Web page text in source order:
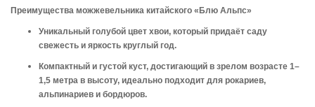
Преимущества можжевельника китайского «Блю Альпс»
Уникальный голубой цвет хвои, который придаёт саду
свежесть и яркость круглый год.
Компактный и густой куст, достигающий в зрелом возрасте 1–
1,5 метра в высоту, идеально подходит для рокариев,
альпинариев и бордюров.